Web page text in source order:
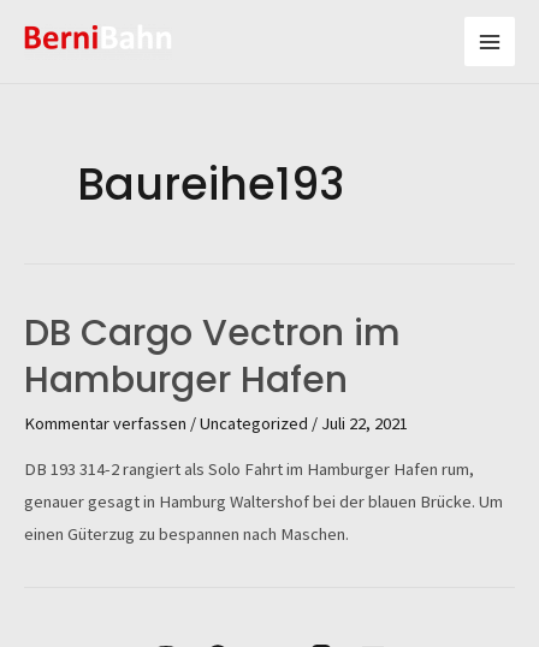
Inhalt
Baureihe193
DB Cargo Vectron im
Hamburger Hafen
Kommentar verfassen /Uncategorized / Juli 22, 2021
DB 193 314-2 rangiert als Solo Fahrt im Hamburger Hafen rum,
genauer gesagt in Hamburg Waltershof bei der blauen Brücke. Um
einen Güterzug zu bespannen nach Maschen.